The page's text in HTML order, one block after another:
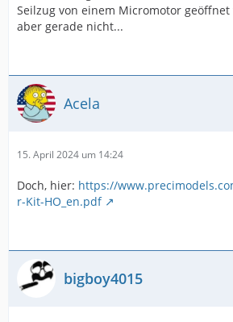
Seilzug von einem Micromotor
aber gerade nicht...
Acela
15. April 2024 um 14:24
Doch, hier: https://
r-Kit-HO_en.pdf
bigboy4015